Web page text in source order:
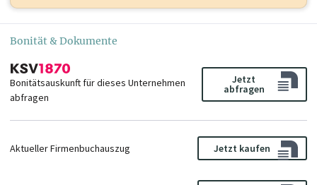
Bonität & Dokumente
Bonitätsauskunft für dieses Unternehmen
abfragen
Jetzt
abfragen
Aktueller Firmenbuchauszug Jetzt kaufen